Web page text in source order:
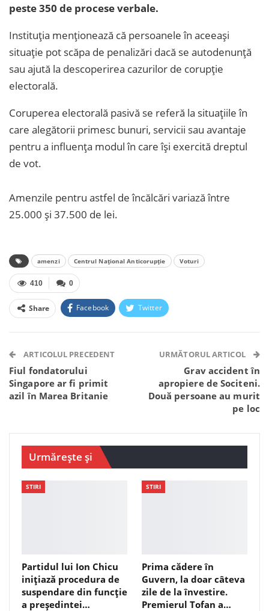
peste 350 de procese verbale.
Instituția menționează că persoanele în aceeași
situație pot scăpa de penalizări dacă se autodenunță
sau ajută la descoperirea cazurilor de corupție
electorală.
Coruperea electorală pasivă se referă la situațiile în
care alegătorii primesc bunuri, servicii sau avantaje
pentru a influența modul în care își exercită dreptul
de vot.
Amenzile pentru astfel de încălcări variază între
25.000 și 37.500 de lei.
amenzi Centrul Național Anticorupție Voturi
0
410
Share Facebook Twitter
Telegram WhatsApp Viber
ARTICOLUL PRECEDENT
Fiul fondatorului
Singapore ar fi primit
azil în Marea Britanie
URMĂTORUL ARTICOL
Grav accident în
apropiere de Sociteni.
Două persoane au murit
pe loc
Urmărește și
STIRI
Partidul lui Ion Chicu
inițiază procedura de
suspendare din funcție
a președintei…
STIRI
Prima cădere în
Guvern, la doar câteva
zile de la învestire.
Premierul Tofan a…